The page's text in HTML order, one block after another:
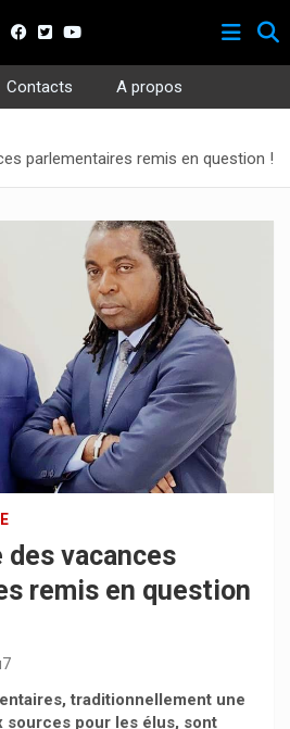
Contacts
A propos
parlementaires remis en question !
des vacances
remis en question
traditionnellement une
sources pour les élus, sont